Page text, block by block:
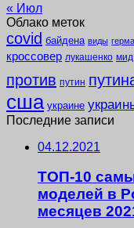
« Июл
Облако меток
covid байдена виды
кроссовер лукашенко мид
против путин
сша украине
Последние записи
04.12.2021
ТОП-10
моделей в
месяцев